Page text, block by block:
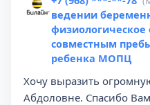
ведении
совместным
ребенка МОПЦ
Хочу выразить
Абдоловне. Спасибо